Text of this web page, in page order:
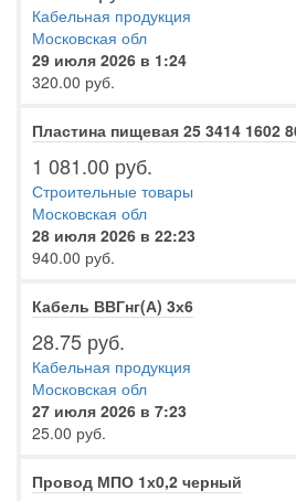
Кабельная продукция
Московская обл
29 июля 2026 в 1:24
320.00 руб.
Пластина пищевая 25 3414 1602
1 081.00 руб.
Строительные товары
Московская обл
28 июля 2026 в 22:23
940.00 руб.
Кабель ВВГнг(А) 3х6
28.75 руб.
Кабельная продукция
Московская обл
27 июля 2026 в 7:23
25.00 руб.
Провод МПО 1х0,2 черный